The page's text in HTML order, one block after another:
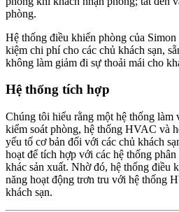
phòng.
Hệ thống điều khiển phòng của
kiệm chi phí cho các chủ khách sạn,
không làm giảm đi sự thoải mái cho
Hệ thống tích hợp
Chúng tôi hiểu rằng một hệ thống làm
kiểm soát phòng, hệ thống HVAC và
yếu tố cơ bản đối với các chủ khách
hoạt để tích hợp với các hệ thống
khác sản xuất. Nhờ đó, hệ thống điều
năng hoạt động trơn tru với hệ thống
khách sạn.